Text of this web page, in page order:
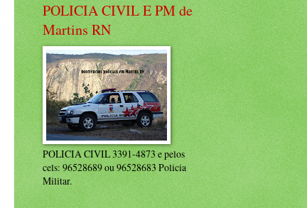
POLICIA CIVIL E PM de
Martins RN
POLICIA CIVIL 3391-4873 e pelos
cels: 96528689 ou 96528683 Policia
Militar.